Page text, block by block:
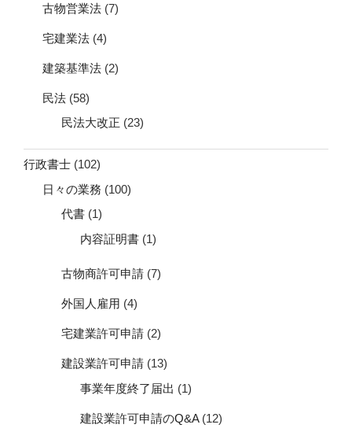
古物営業法 (7)
宅建業法 (4)
建築基準法 (2)
民法 (58)
民法大改正 (23)
行政書士 (102)
日々の業務 (100)
代書 (1)
内容証明書 (1)
古物商許可申請 (7)
外国人雇用 (4)
宅建業許可申請 (2)
建設業許可申請 (13)
事業年度終了届出 (1)
建設業許可申請のQ&A(12)